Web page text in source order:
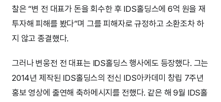
찰은 “변 전 대표가 돈을 회수한 후 IDS홀딩스에 6억 원을 재
투자해 피해를 봤다”며 그를 피해자로 규정하고 소환조차 하
지 않고 종결했다.
그러나 변웅전 전 대표는 IDS홀딩스 행사에도 등장했다. 그는
2014년 제작된 IDS홀딩스의 전신 IDS아카데미 창립 7주년
홍보 영상에 출연해 축하메시지를 전했다. 같은 해 9월 IDS홀